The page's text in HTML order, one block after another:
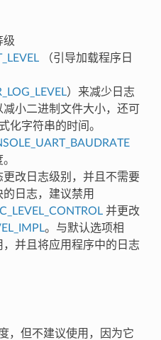
级
（引导加载程序日
）来减少日志
小二进制文件大小，还可
化字符串的时间。
改日志级别，并且不需要
日志，建议禁用
并更改
。与默认选项相
并且将应用程序中的日志
，但不建议使用，因为它